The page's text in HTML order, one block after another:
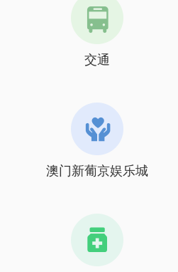
交通
澳门新葡京娱乐城